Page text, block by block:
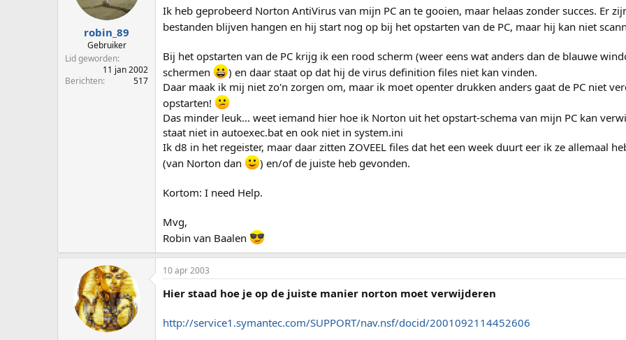
r
e
u
m
robin_89
Gebruiker
Lid geworden
11 jan 2002
Berichten
517
Ik heb geprobeerd Norton AntiVirus van mijn PC an te gooien, maar helaas zonder succes. Er
bestanden blijven hangen en hij start nog op bij het opstarten van de PC, maar hij kan niet
Bij het opstarten van de PC krijg ik een rood scherm (weer eens wat anders dan de blauwe
schermen
) en daar staat op dat hij de virus definition files niet kan vinden.
Daar maak ik mij niet zo'n zorgen om, maar ik moet openter drukken anders gaat de PC niet
opstarten!
Das minder leuk... weet iemand hier hoe ik Norton uit het opstart-schema van mijn PC kan
staat niet in autoexec.bat en ook niet in system.ini
Ik d8 in het regeister, maar daar zitten ZOVEEL files dat het een week duurt eer ik ze allemaal
(van Norton dan
) en/of de juiste heb gevonden.
Kortom: I need Help.
Mvg,
Robin van Baalen
10 apr 2003
Hier staad hoe je op de juiste manier norton moet verwijderen
http://service1.symantec.com/SUPPORT/nav.nsf/docid/2001092114452606